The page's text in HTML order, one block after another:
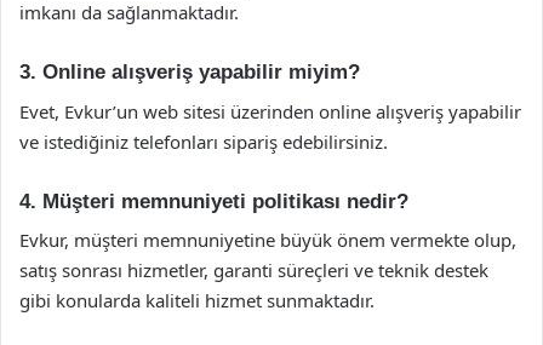
imkanı da sağlanmaktadır.
3. Online alışveriş yapabilir miyim?
Evet, Evkur’un web sitesi üzerinden online alışveriş yapabilir
ve istediğiniz telefonları sipariş edebilirsiniz.
4. Müşteri memnuniyeti politikası nedir?
Evkur, müşteri memnuniyetine büyük önem vermekte olup,
satış sonrası hizmetler, garanti süreçleri ve teknik destek
gibi konularda kaliteli hizmet sunmaktadır.